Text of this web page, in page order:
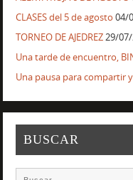
CLASES del 5 de agosto 04/
TORNEO DE AJEDREZ29/
Una tarde de encuentro,
Una pausa para compartir
BUSCAR